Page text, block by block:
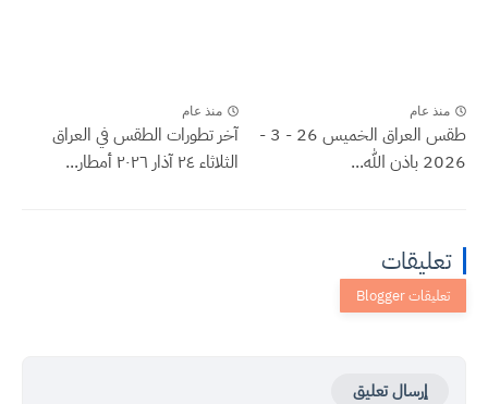
منذ عام
طقس العراق الخميس 26 - 3 -
2026 باذن الله...
منذ عام
آخر تطورات الطقس في العراق
الثلاثاء ٢٤ آذار ٢٠٢٦ أمطار...
تعليقات
إرسال تعليق